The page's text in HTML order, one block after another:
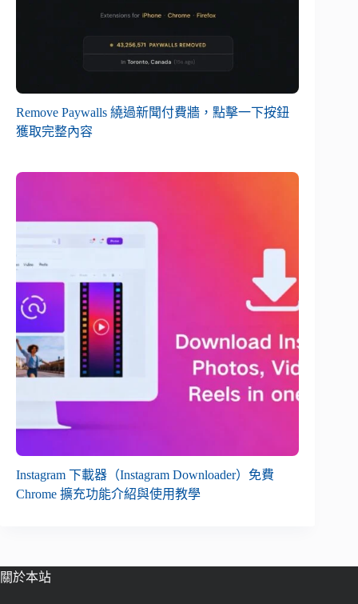
Remove Paywalls 繞過新聞付費牆，點擊一下按鈕
獲取完整內容
Instagram 下載器（Instagram Downloader）免費
Chrome 擴充功能介紹與使用教學
關於本站